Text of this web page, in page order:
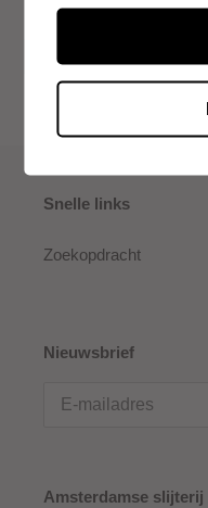
OP
FACEBOOK
Snelle links
Zoekopdracht
Nieuwsbrief
Amsterdamse slijterij